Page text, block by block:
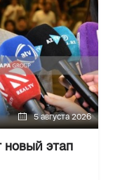
5 августа 2026
новый этап